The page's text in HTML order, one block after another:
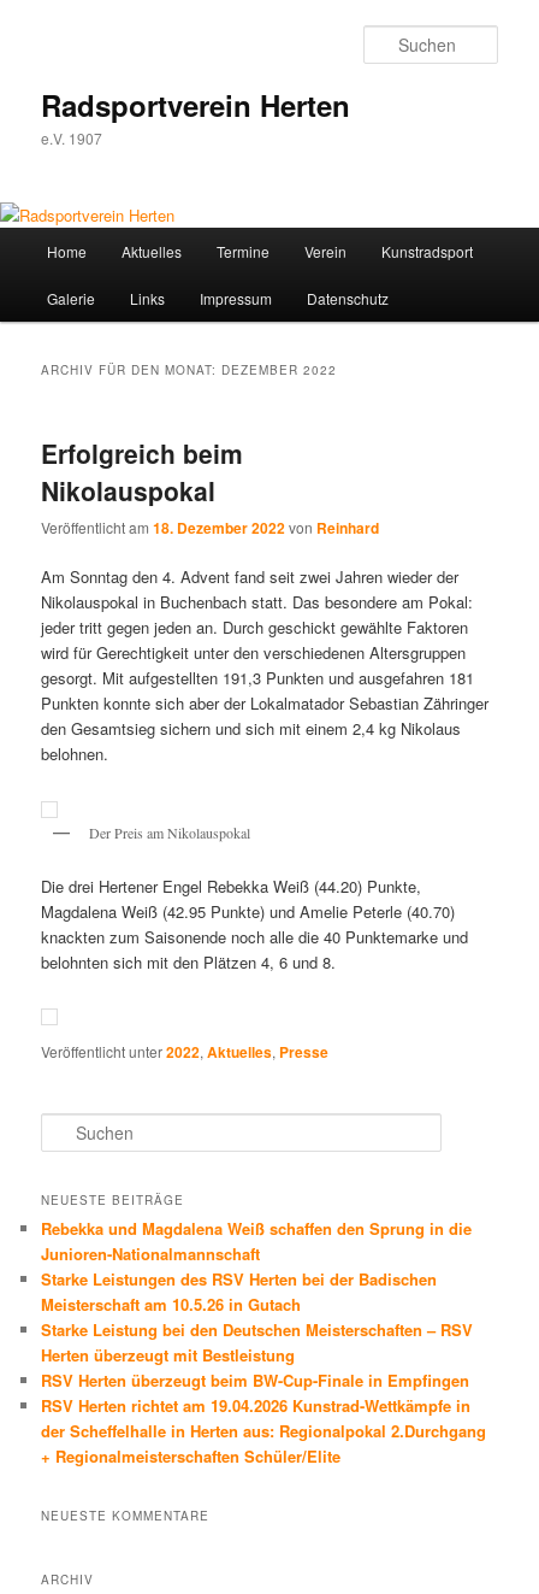
Radsportverein Herten
e.V. 1907
Home Aktuelles Termine Verein Kunstradsport
Galerie Links Impressum Datenschutz
ARCHIV FÜR DEN MONAT: DEZEMBER 2022
Erfolgreich beim
Nikolauspokal
Veröffentlicht am18. Dezember 2022von Reinhard
Am Sonntag den 4. Advent fand seit zwei Jahren wieder der
Nikolauspokal in Buchenbach statt. Das besondere am Pokal:
jeder tritt gegen jeden an. Durch geschickt gewählte Faktoren
wird für Gerechtigkeit unter den verschiedenen Altersgruppen
gesorgt. Mit aufgestellten 191,3 Punkten und ausgefahren 181
Punkten konnte sich aber der Lokalmatador Sebastian Zähringer
den Gesamtsieg sichern und sich mit einem 2,4 kg Nikolaus
belohnen.
Der Preis am Nikolauspokal
Die drei Hertener Engel Rebekka Weiß (44.20) Punkte,
Magdalena Weiß (42.95 Punkte) und Amelie Peterle (40.70)
knackten zum Saisonende noch alle die 40 Punktemarke und
belohnten sich mit den Plätzen 4, 6 und 8.
Veröffentlicht unter2022,Aktuelles, Presse
u
h
n
NEUESTE BEITRÄGE
Rebekka und Magdalena Weiß schaffen den Sprung in die
Junioren-Nationalmannschaft
Starke Leistungen des RSV Herten bei der Badischen
Meisterschaft am 10.5.26 in Gutach
Starke Leistung bei den Deutschen Meisterschaften – RSV
Herten überzeugt mit Bestleistung
RSV Herten überzeugt beim BW-Cup-Finale in Empfingen
RSV Herten richtet am 19.04.2026 Kunstrad-Wettkämpfe in
der Scheffelhalle in Herten aus: Regionalpokal 2.Durchgang
+ Regionalmeisterschaften Schüler/Elite
NEUESTE KOMMENTARE
ARCHIV